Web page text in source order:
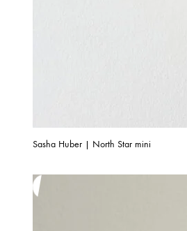
Sasha Huber | North Star mini